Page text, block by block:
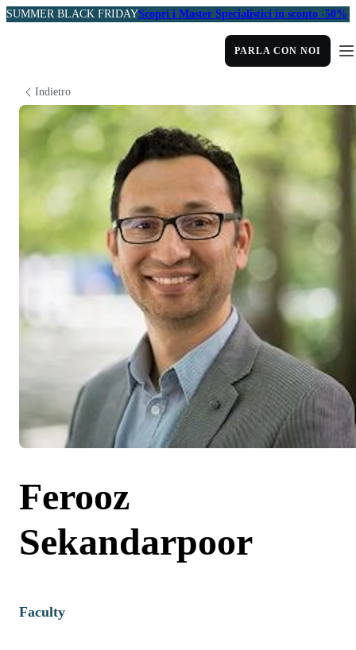
SUMMER BLACK FRIDAYScopri i Master Specialistici in sconto -50%
PARLA CON NOI
Indietro
Ferooz
Sekandarpoor
Faculty